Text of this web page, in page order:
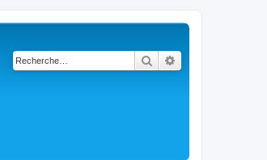
Rechercher